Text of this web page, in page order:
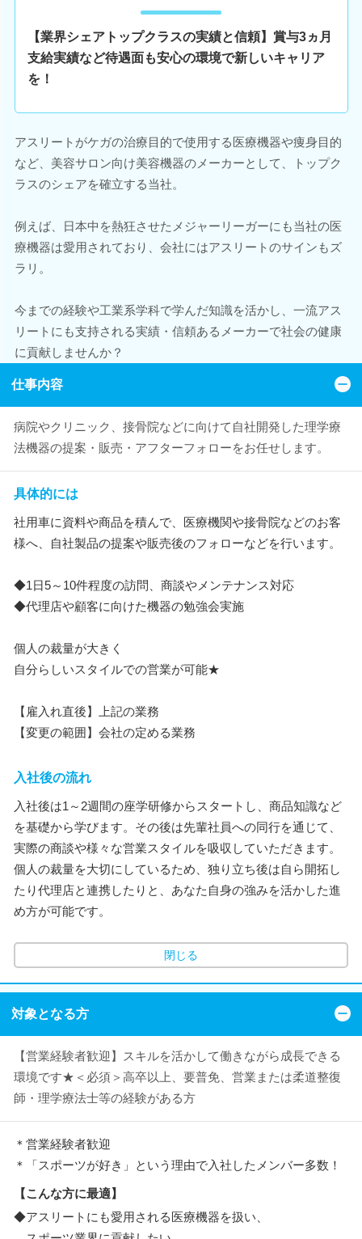
【業界シェアトップクラスの実績と信頼】賞与3ヵ月
支給実績など待遇面も安心の環境で新しいキャリア
を！
アスリートがケガの治療目的で使用する医療機器や痩身目的
など、美容サロン向け美容機器のメーカーとして、トップク
ラスのシェアを確立する当社。
例えば、日本中を熱狂させたメジャーリーガーにも当社の医
療機器は愛用されており、会社にはアスリートのサインもズ
ラリ。
今までの経験や工業系学科で学んだ知識を活かし、一流アス
リートにも支持される実績・信頼あるメーカーで社会の健康
に貢献しませんか？
仕事内容
病院やクリニック、接骨院などに向けて自社開発した理学療
法機器の提案・販売・アフターフォローをお任せします。
具体的には
社用車に資料や商品を積んで、医療機関や接骨院などのお客
様へ、自社製品の提案や販売後のフォローなどを行います。
◆1日5～10件程度の訪問、商談やメンテナンス対応
◆代理店や顧客に向けた機器の勉強会実施
個人の裁量が大きく
自分らしいスタイルでの営業が可能★
【雇入れ直後】上記の業務
【変更の範囲】会社の定める業務
入社後の流れ
入社後は1～2週間の座学研修からスタートし、商品知識など
を基礎から学びます。その後は先輩社員への同行を通じて、
実際の商談や様々な営業スタイルを吸収していただきます。
個人の裁量を大切にしているため、独り立ち後は自ら開拓し
たり代理店と連携したりと、あなた自身の強みを活かした進
め方が可能です。
閉じる
対象となる方
【営業経験者歓迎】スキルを活かして働きながら成長できる
環境です★＜必須＞高卒以上、要普免、営業または柔道整復
師・理学療法士等の経験がある方
＊営業経験者歓迎
＊「スポーツが好き」という理由で入社したメンバー多数！
【こんな方に最適】
◆アスリートにも愛用される医療機器を扱い、